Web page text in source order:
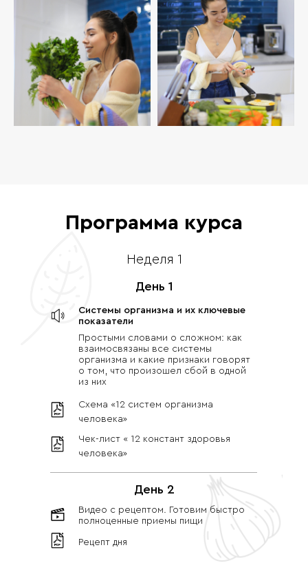
Программа курса
Неделя 1
День 1
Системы организма и их ключевые
показатели
Простыми словами о сложном: как
взаимосвязаны все системы
организма и какие признаки говорят
о том, что произошел сбой в одной
из них
Схема «12 систем организма
человека»
Чек-лист « 12 констант здоровья
человека»
День 2
Видео с рецептом. Готовим быстро
полноценные приемы пищи
Рецепт дня